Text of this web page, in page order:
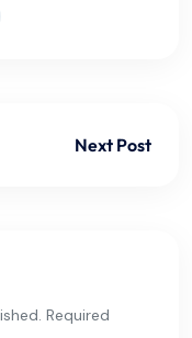
Next Post
Required